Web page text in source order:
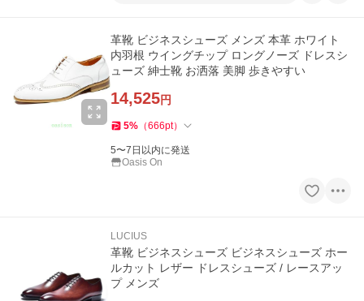
革靴 ビジネスシューズ メンズ 本革 ホワイト
内羽根 ウイングチップ ロングノーズ ドレスシ
ューズ 紳士靴 お洒落 美脚 歩きやすい
14,525円
5% （666pt）
5〜7日以内に発送
Oasis On
LUCIUS
革靴 ビジネスシューズ ビジネスシューズ ホー
ルカット レザー ドレスシューズ / レースアッ
プ メンズ